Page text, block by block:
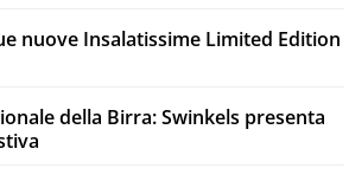
nuove Insalatissime Limited Edition
della Birra: Swinkels presenta